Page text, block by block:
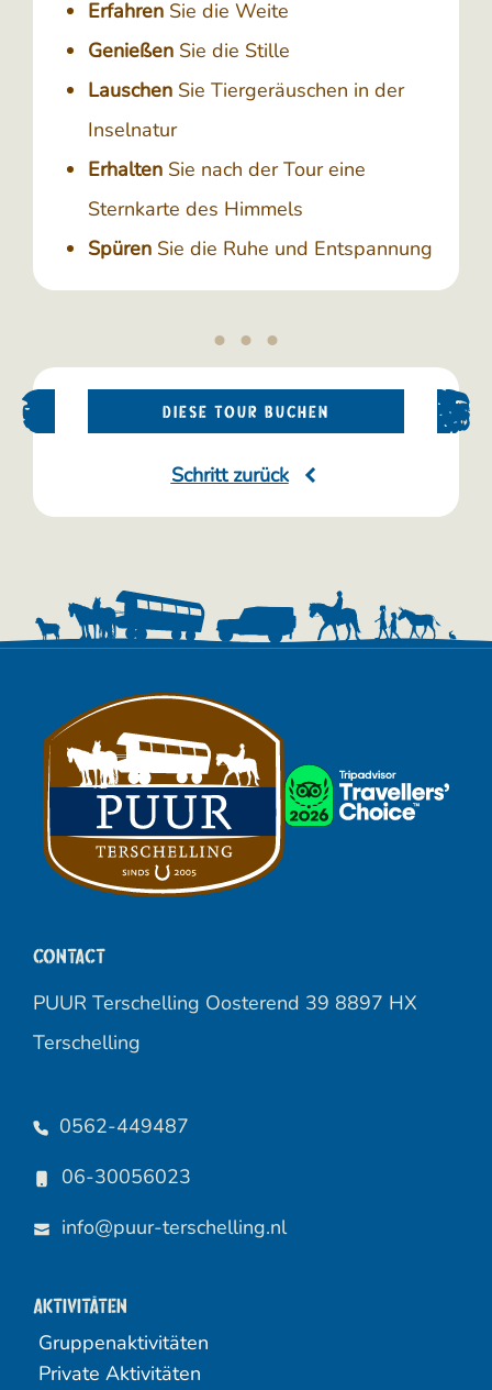
Erfahren Sie die Weite
Genießen Sie die Stille
Lauschen Sie Tiergeräuschen in der
Inselnatur
Erhalten Sie nach der Tour eine
Sternkarte des Himmels
Spüren Sie die Ruhe und Entspannung
DIESE TOUR BUCHEN
Schritt zurück
Contact
PUUR Terschelling Oosterend 39 8897 HX
Terschelling
0562-449487
06-30056023
info@puur-terschelling.nl
Aktivitäten
Gruppenaktivitäten
Private Aktivitäten